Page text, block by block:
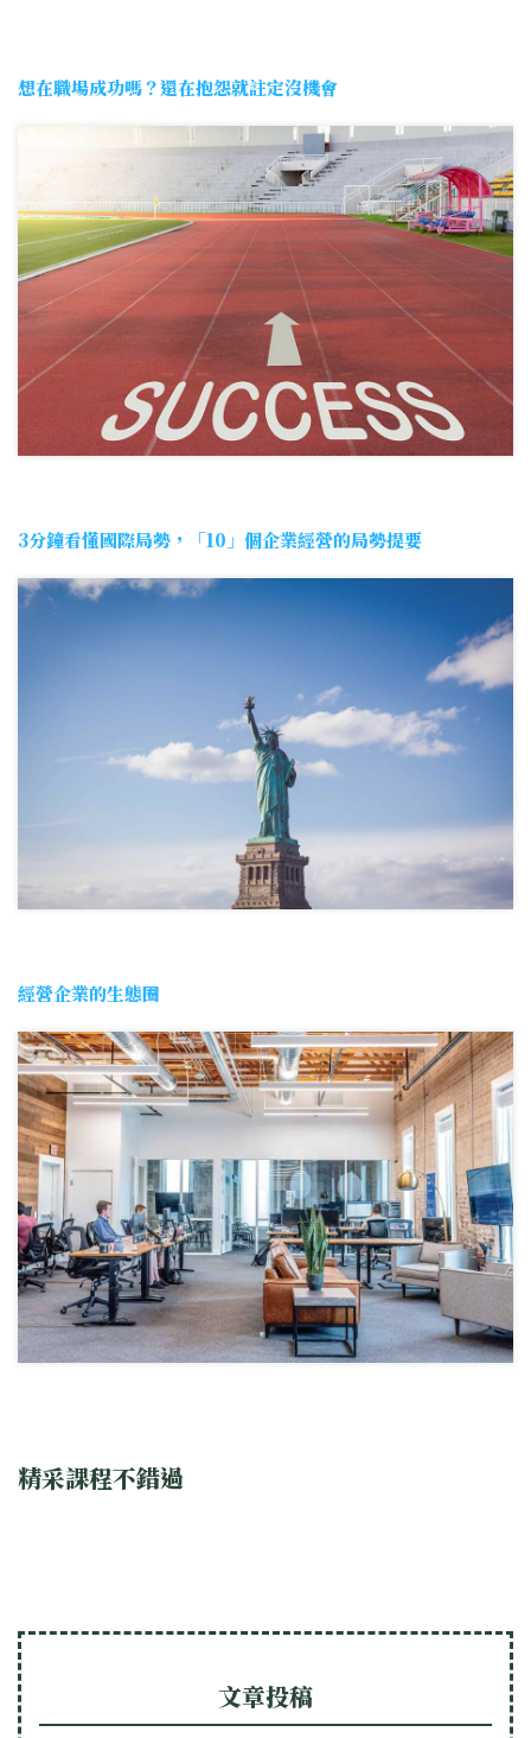
想在職場成功嗎？還在抱怨就註定沒機會
3分鐘看懂國際局勢，「10」個企業經營的局勢提要
經營企業的生態圈
精采課程不錯過
文章投稿